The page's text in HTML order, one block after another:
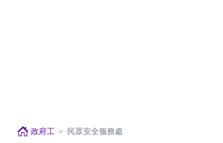
政府工 民眾安全服務處